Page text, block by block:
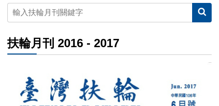
扶輪月刊 2016 - 2017